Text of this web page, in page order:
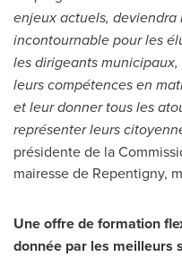
enjeux actuels,
incontournable pour les
les dirigeants
leurs compétences en
et leur donner tous les
représenter leurs
présidente de la
mairesse de Repentigny,
Une offre de formation
donnée par les meilleurs